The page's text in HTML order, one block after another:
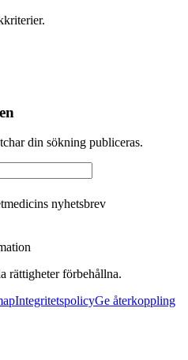
din sökning publiceras.
nyhetsbrev
rättigheter förbehållna.
IntegritetspolicyGe återkoppling